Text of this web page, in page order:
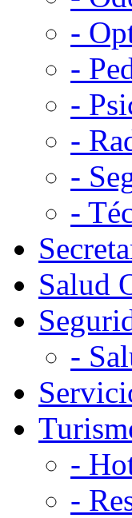
-
-
-
-
-
-
Salud
-
-
-